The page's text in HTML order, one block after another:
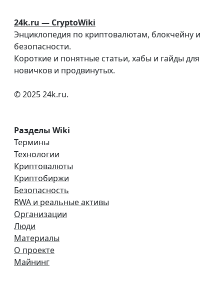
24k.ru — CryptoWiki
Энциклопедия по криптовалютам, блокчейну и
безопасности.
Короткие и понятные статьи, хабы и гайды для
новичков и продвинутых.
© 2025 24k.ru.
Разделы Wiki
Термины
Технологии
Криптовалюты
Криптобиржи
Безопасность
RWA и реальные активы
Организации
Люди
Материалы
О проекте
Майнинг